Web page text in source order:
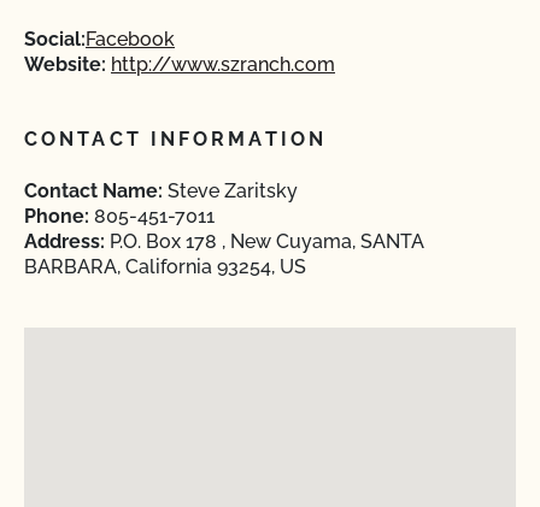
Social:Facebook
Website: http://www.szranch.com
CONTACT INFORMATION
Contact Name: Steve Zaritsky
Phone: 805-451-7011
Address: P.O. Box 178 , New Cuyama, SANTA
BARBARA, California 93254, US